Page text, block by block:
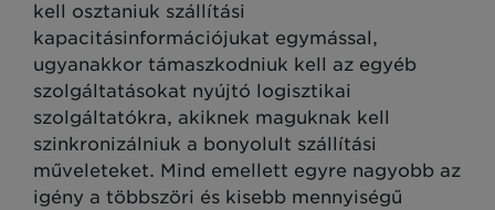
kell osztaniuk szállítási
kapacitásinformációjukat egymással,
ugyanakkor támaszkodniuk kell az egyéb
szolgáltatásokat nyújtó logisztikai
szolgáltatókra, akiknek maguknak kell
szinkronizálniuk a bonyolult szállítási
műveleteket. Mind emellett egyre nagyobb az
igény a többszöri és kisebb mennyiségű